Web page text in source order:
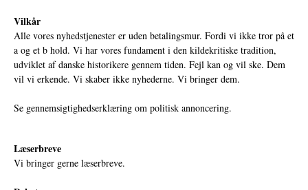
Vilkår
Alle vores nyhedstjenester er uden betalingsmur. Fordi vi ikke tror på et
a og et b hold. Vi har vores fundament i den kildekritiske tradition,
udviklet af danske historikere gennem tiden. Fejl kan og vil ske. Dem
vil vi erkende. Vi skaber ikke nyhederne. Vi bringer dem.
Se gennemsigtighedserklæring om politisk annoncering.
Læserbreve
Vi bringer gerne læserbreve.